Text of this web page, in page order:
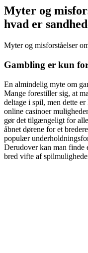
Myter og
hvad er
Myter og misforståelser
Gambling er kun
En almindelig myte om
Mange forestiller sig, at
deltage i spil, men dette
online casinoer
gør det tilgængeligt for
åbnet dørene for et
populær
Derudover kan man finde
bred vifte af